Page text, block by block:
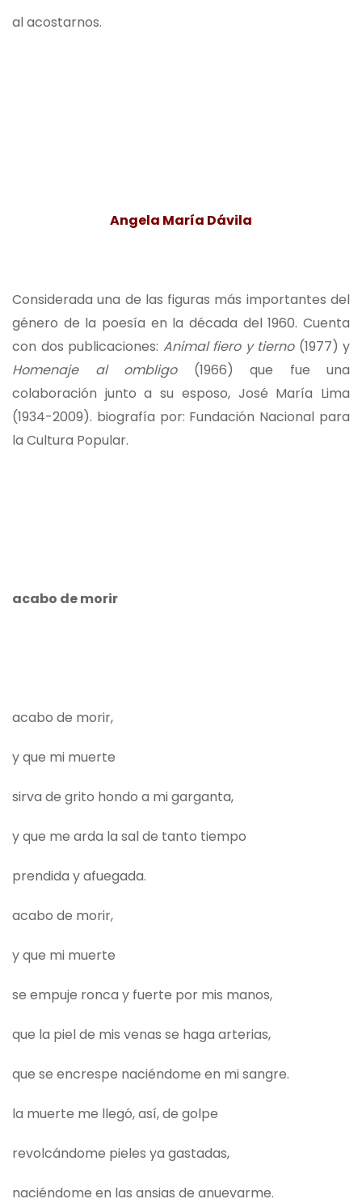
al acostarnos.
Angela María Dávila
Considerada una de las figuras más importantes del
género de la poesía en la década del 1960. Cuenta
con dos publicaciones: Animal fiero y tierno(1977) y
Homenaje al ombligo(1966) que fue una
colaboración junto a su esposo, José María Lima
(1934-2009). biografía por: Fundación Nacional para
la Cultura Popular.
acabo de morir
acabo de morir,
y que mi muerte
sirva de grito hondo a mi garganta,
y que me arda la sal de tanto tiempo
prendida y afuegada.
acabo de morir,
y que mi muerte
se empuje ronca y fuerte por mis manos,
que la piel de mis venas se haga arterias,
que se encrespe naciéndome en mi sangre.
la muerte me llegó, así, de golpe
revolcándome pieles ya gastadas,
naciéndome en las ansias de anuevarme.